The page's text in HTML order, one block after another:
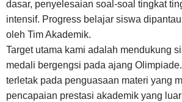
dasar, penyelesaian soal-soal tingkat
intensif. Progress belajar siswa
oleh Tim Akademik.
Target utama kami adalah mendukung
medali bergengsi pada ajang
terletak pada penguasaan materi yang
pencapaian prestasi akademik yang